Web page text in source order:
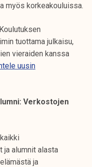
myös korkeakouluissa.
tuottama julkaisu,
vieraiden kanssa
uusin
Verkostojen
ja alumnit alasta
ja